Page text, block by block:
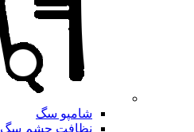
شامپو سگ
نظافت چشم سگ